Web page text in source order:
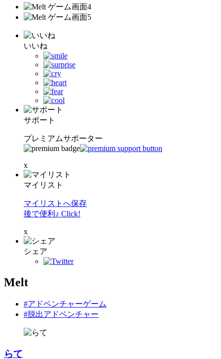
いいね
サポート
プレミアムサポーター
x
マイリスト
マイリストへ保存
後で便利♪ Click!
x
シェア
Melt
#アドベンチャーゲーム
#脱出アドベンチャー
らて